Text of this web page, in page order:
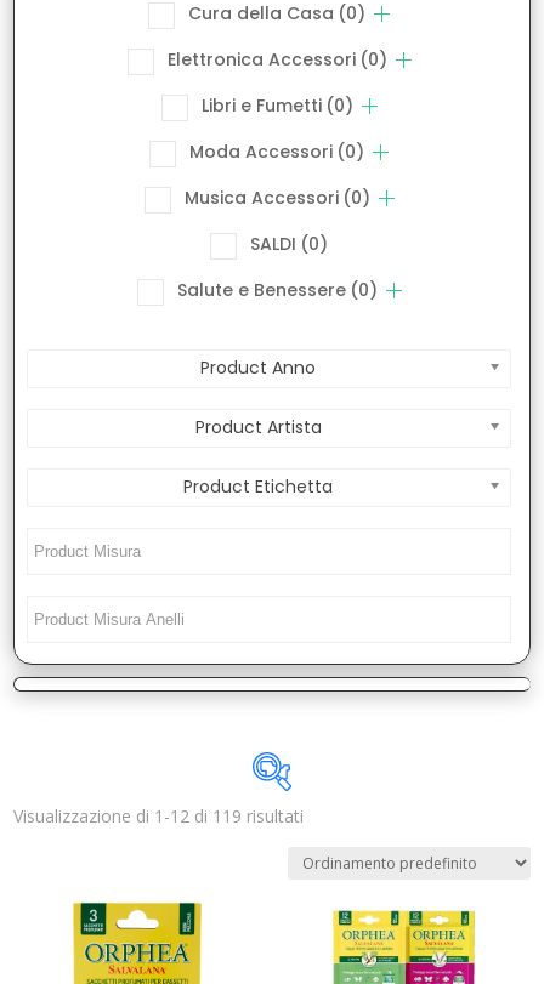
Cura della Casa (0)
Elettronica Accessori (0)
Libri e Fumetti (0)
Moda Accessori (0)
Musica Accessori (0)
SALDI (0)
Salute e Benessere (0)
Product Anno
Product Artista
Product Etichetta
Categorie prodotto
Visualizzazione di 1-12 di 119 risultati